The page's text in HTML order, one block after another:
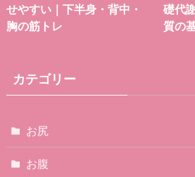
せやすい｜下半身・背中・
胸の筋トレ
礎代
質の
カテゴリー
お尻
お腹